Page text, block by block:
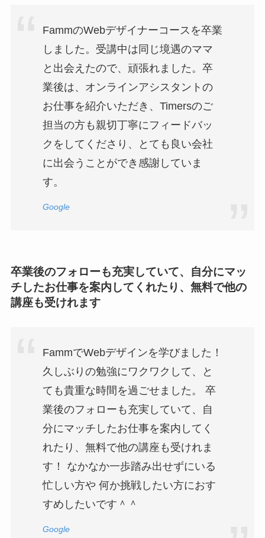
FammのWebデザイナーコースを卒業
しました。受講中は同じ境遇のママ
と出会えたので、頑張れました。卒
業後は、オンラインアシスタントの
お仕事を紹介いただき、Timersのご
担当の方も親切丁寧にフィードバッ
クをしてくださり、とても良い会社
に出会うことができ感謝していま
す。
Google
卒業後のフォローも充実していて、自分にマッ
チしたお仕事を案内してくれたり、無料で他の
講座も受けれます
FammでWebデザインを学びました！
久しぶりの勉強にワクワクして、と
ても貴重な時間を過ごせました。 卒
業後のフォローも充実していて、自
分にマッチしたお仕事を案内してく
れたり、無料で他の講座も受けれま
す！ なかなか一歩踏み出せずにいる
忙しい方や 何か挑戦したい方におす
すめしたいです＾＾
Google